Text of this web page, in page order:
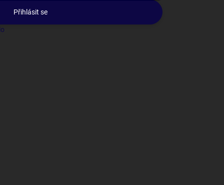
Přihlásit se